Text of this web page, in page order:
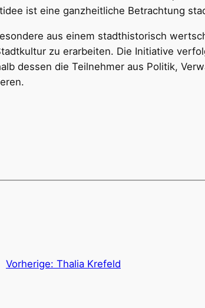
ist eine ganzheitliche Betrachtung
aus einem stadthistorisch
zu erarbeiten. Die Initiative
dessen die Teilnehmer aus Politik,
Vorherige: Thalia Krefeld